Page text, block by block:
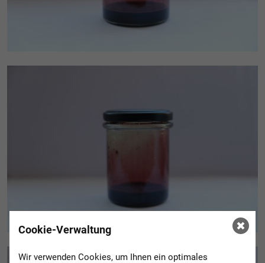
Cookie-Verwaltung
Wir verwenden Cookies, um Ihnen ein optimales